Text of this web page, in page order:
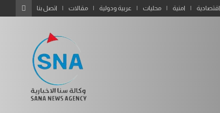
اقتصادية امنية محليات عربية ودولية مقالات اتصل بنا